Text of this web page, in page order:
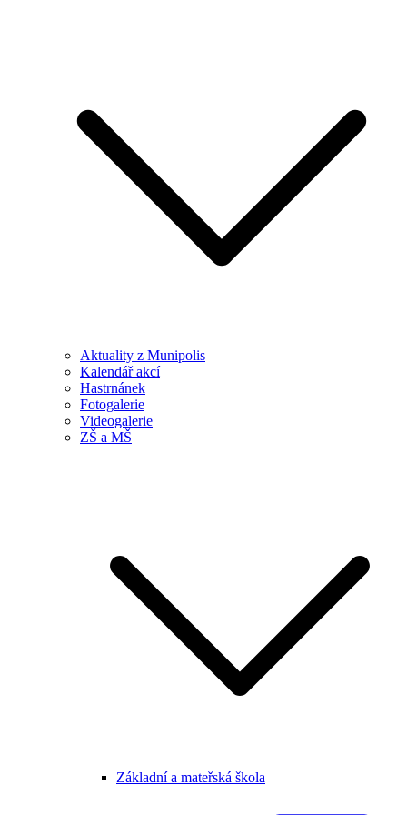
Aktuality z Munipolis
Kalendář akcí
Hastrnánek
Fotogalerie
Videogalerie
ZŠ a MŠ
Základní a mateřská škola